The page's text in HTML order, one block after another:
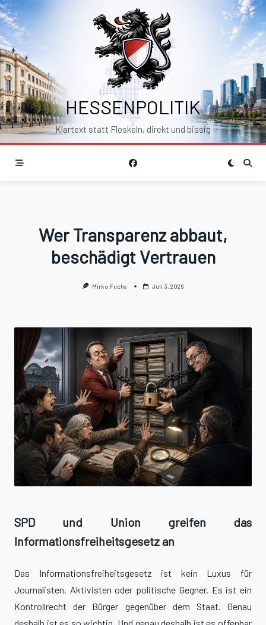
Skip
to
content
HESSENPOLITIK
Klartext statt Floskeln, direkt und bissig
Wer Transparenz abbaut,
beschädigt Vertrauen
Mirko Fuchs Juli 3, 2026
SPD und Union greifen das
Informationsfreiheitsgesetz an
Das Informationsfreiheitsgesetz ist kein Luxus für
Journalisten, Aktivisten oder politische Gegner. Es ist ein
Kontrollrecht der Bürger gegenüber dem Staat. Genau